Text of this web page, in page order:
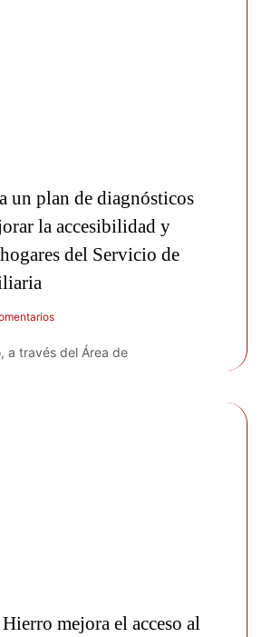
un plan de diagnósticos
la accesibilidad y
del Servicio de
a través del Área de
mejora el acceso al